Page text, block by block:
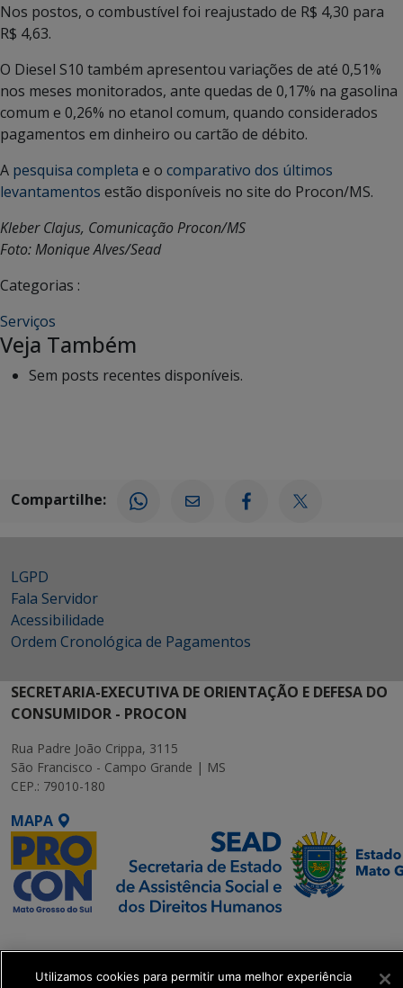
Nos postos, o combustível foi reajustado de R$ 4,30 para
R$ 4,63.
O Diesel S10 também apresentou variações de até 0,51%
nos meses monitorados, ante quedas de 0,17% na gasolina
comum e 0,26% no etanol comum, quando considerados
pagamentos em dinheiro ou cartão de débito.
A pesquisa completa e o comparativo dos últimos
levantamentos estão disponíveis no site do Procon/MS.
Kleber Clajus, Comunicação Procon/MS
Foto: Monique Alves/Sead
Categorias :
Serviços
Veja Também
Sem posts recentes disponíveis.
Compartilhe:
LGPD
Fala Servidor
Acessibilidade
Ordem Cronológica de Pagamentos
SECRETARIA-EXECUTIVA DE ORIENTAÇÃO E DEFESA DO
CONSUMIDOR - PROCON
Rua Padre João Crippa, 3115
São Francisco - Campo Grande | MS
CEP.: 79010-180
MAPA
Executiva de
Transformação Digital
Utilizamos cookies para permitir uma melhor experiência